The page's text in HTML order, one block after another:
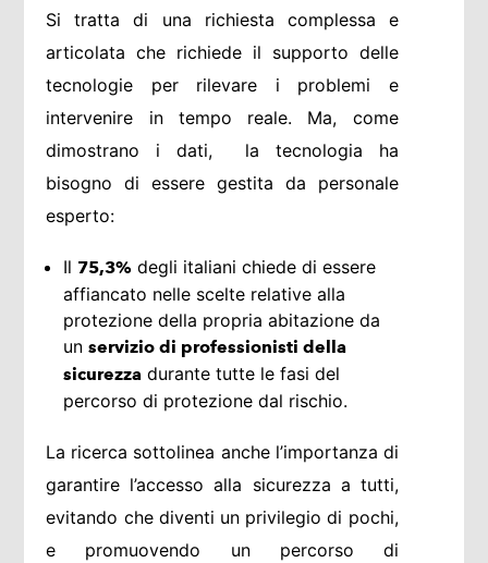
Si tratta di una richiesta complessa e
articolata che richiede il supporto delle
tecnologie per rilevare i problemi e
intervenire in tempo reale. Ma, come
dimostrano i dati, la tecnologia ha
bisogno di essere gestita da personale
esperto:
Il 75,3% degli italiani chiede di essere
affiancato nelle scelte relative alla
protezione della propria abitazione da
unservizio di professionisti della
sicurezza durante tutte le fasi del
percorso di protezione dal rischio.
La ricerca sottolinea anche l’importanza di
garantire l’accesso alla sicurezza a tutti,
evitando che diventi un privilegio di pochi,
e promuovendo un percorso di